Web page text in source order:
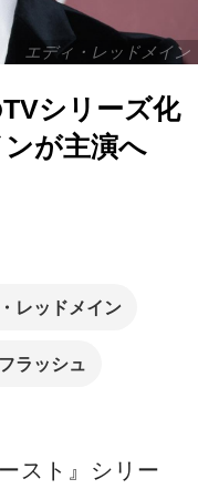
エディ・レッドメイン
シリーズ化
が主演へ
レッドメイン
ラッシュ
スト』シリー